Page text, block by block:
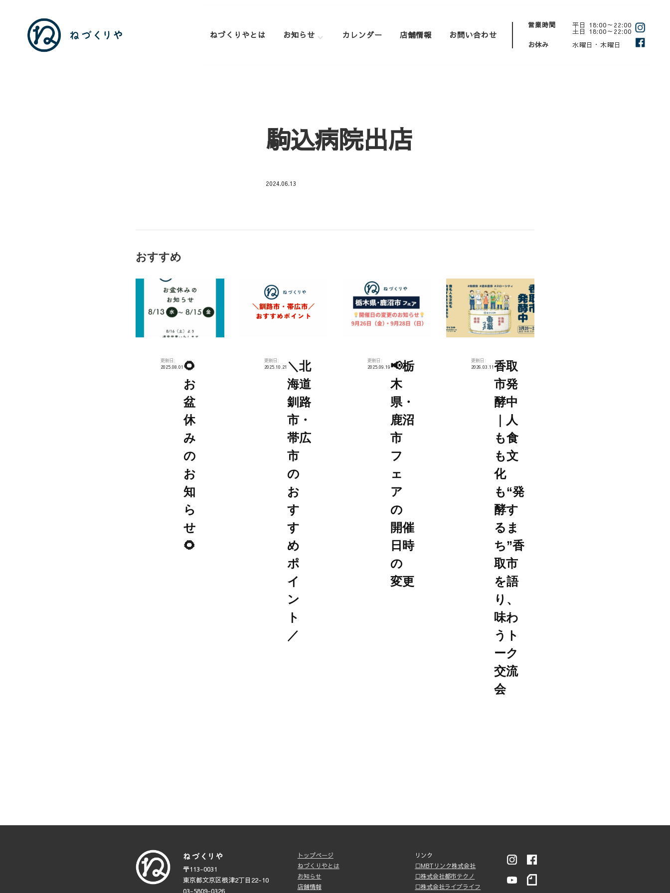
ねづくりやとは お知らせ カレンダー 店舗情報 お問い合わせ
営業時間 平日 18:00～22:00
土日 18:00～22:00
お休み
水曜日・木曜日
駒込病院出店
2024.06.13
院
おすすめ
更新日:
2025.08.01 🌻
お
盆
休
み
の
お
知
ら
せ
🌻
更新日:
2025.10.21 ＼北
海道
釧路
市・
帯広
市
の
お
す
す
め
ポ
イ
ン
ト
／
更新日:
2025.09.19📢栃
木
県・
鹿沼
市
フ
ェ
ア
の
開催
日時
の
変更
更新日:
2026.03.11香取
市発
酵中
｜人
も食
も文
化
も“発
酵す
るま
ち”香
取市
を語
り、
味わ
うト
ーク
交流
会
〒113-0031
東京都文京区根津2丁目22-10
トップページ
ねづくりやとは
お知らせ
店舗情報
リンク
□MBTリンク株式会社
□株式会社都市テクノ
□株式会社ライブライフ